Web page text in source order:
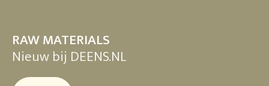
RAW MATERIALS
Nieuw bij DEENS.NL